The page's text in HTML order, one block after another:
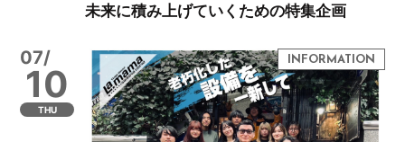
未来に積み上げていくための特集企画
07/
10
THU